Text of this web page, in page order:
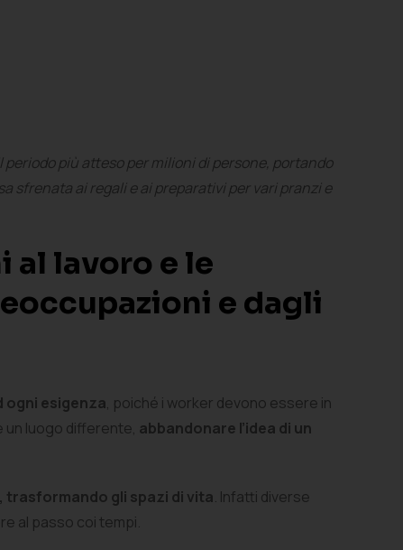
più atteso per milioni di persone, portando
sfrenata ai regali e ai preparativi per vari pranzi e
al lavoro e le
e dagli
ogni esigenza, poiché i worker devono essere in
un luogo differente, abbandonare l’idea di un
trasformando gli spazi di vita. Infatti diverse
al passo coi tempi.